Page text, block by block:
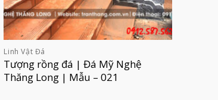
Linh Vật Đá
Tượng rồng đá | Đá Mỹ Nghệ
Thăng Long | Mẫu – 021